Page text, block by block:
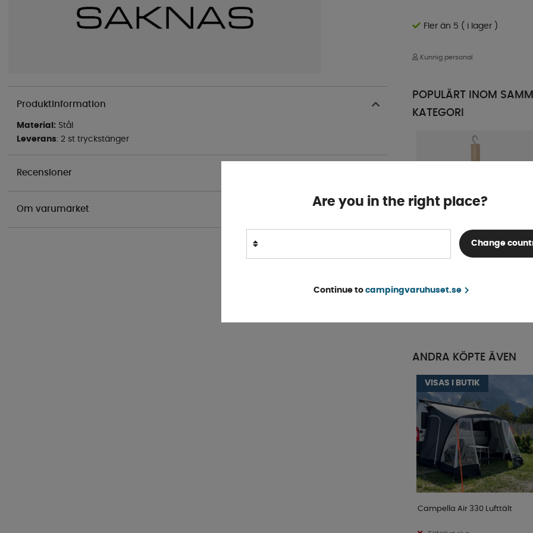
Fler än 5 ( i lager )
Kunnig personal
Produktinformation
Material: Stål
Leverans: 2 st tryckstänger
Recensioner
Om varumärket
POPULÄRT INOM
KATEGORI
Finns i lager
ANDRA KÖPTE ÄVEN
VISAS I BUTIK
Campella Air 330 Lufttält
Are you in the right place?
Change
Continue to campingvaruhuset.se